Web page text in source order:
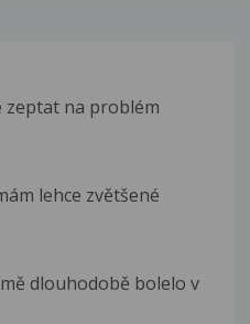
zeptat na problém
lehce zvětšené
dlouhodobě bolelo v